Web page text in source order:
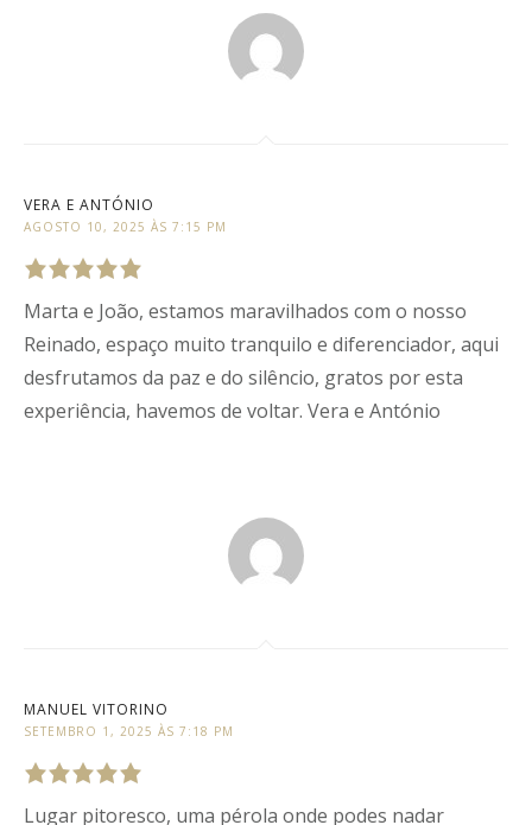
VERA E ANTÓNIO
AGOSTO 10, 2025 ÀS 7:15 PM
Rated5out
of5
Marta e João, estamos maravilhados com o nosso
Reinado, espaço muito tranquilo e diferenciador, aqui
desfrutamos da paz e do silêncio, gratos por esta
experiência, havemos de voltar. Vera e António
MANUEL VITORINO
SETEMBRO 1, 2025 ÀS 7:18 PM
Rated5out
Lugar pitoresco, uma pérola onde podes nadar